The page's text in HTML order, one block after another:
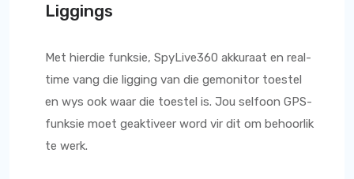
Liggings
Met hierdie funksie, SpyLive360 akkuraat en real-
time vang die ligging van die gemonitor toestel
en wys ook waar die toestel is. Jou selfoon GPS-
funksie moet geaktiveer word vir dit om behoorlik
te werk.